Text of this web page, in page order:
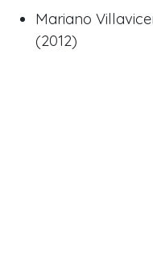
Mariano
(2012)